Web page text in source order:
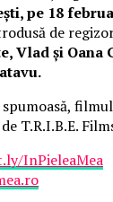
pe 18
de
Vlad și Oana
filmul
T.R.I.B.E.
InPieleaMea